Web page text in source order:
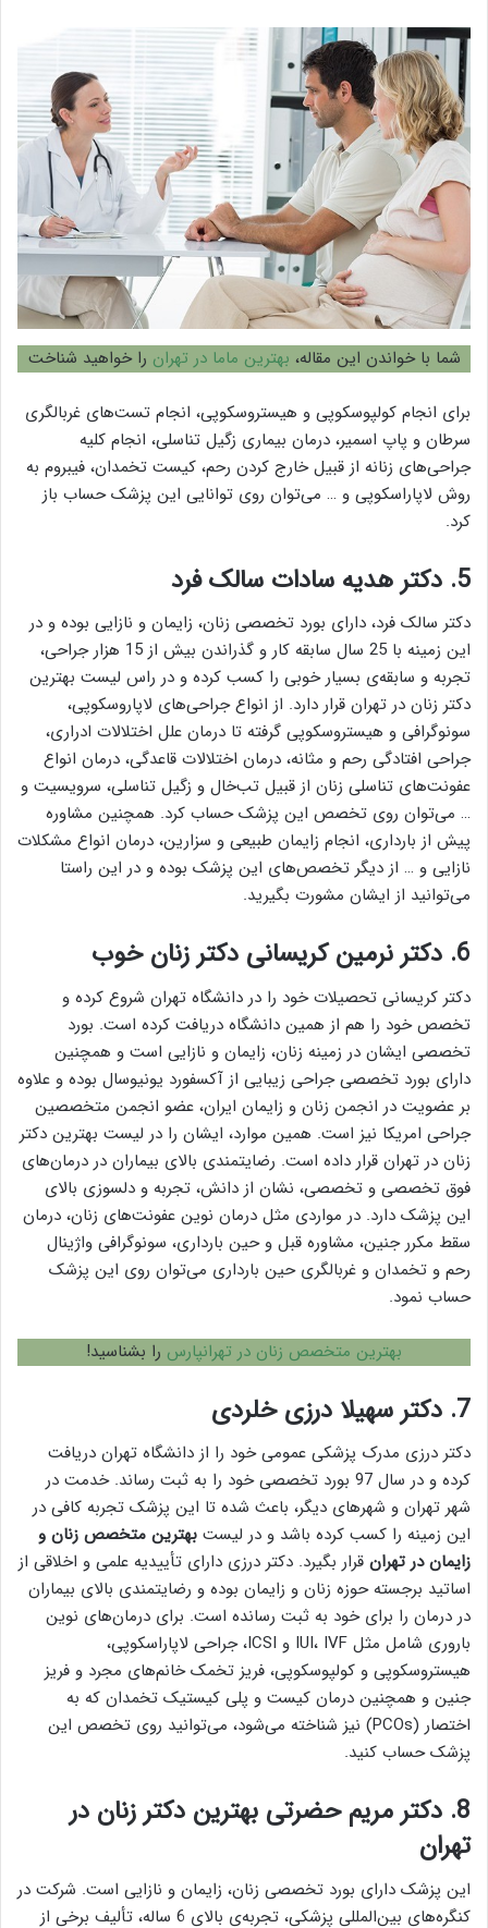
شما با خواندن این مقاله، بهترین ماما در تهران را خواهید شناخت
برای انجام کولپوسکوپی و هیستروسکوپی، انجام تست‌های غربالگری
سرطان‌ و پاپ اسمیر، درمان بیماری زگیل تناسلی، انجام کلیه
جراحی‌های زنانه از قبیل خارج کردن رحم، کیست تخمدان، فیبروم به
روش لاپاراسکوپی و … می‌توان روی توانایی این پزشک حساب باز
کرد.
5. دکتر هدیه سادات سالک فرد
دکتر سالک فرد، دارای بورد تخصصی زنان، زایمان و نازایی بوده و در
این زمینه با 25 سال سابقه کار و گذراندن بیش از 15 هزار جراحی،
تجربه و سابقه‌ی بسیار خوبی را کسب کرده و در راس لیست بهترین
دکتر زنان در تهران قرار دارد. از انواع جراحی‌های لاپاروسکوپی،
سونوگرافی و هیستروسکوپی گرفته تا درمان علل اختلالات ادراری،
جراحی افتادگی رحم و مثانه، درمان اختلالات قاعدگی، درمان انواع
عفونت‌های تناسلی زنان از قبیل تب‌خال و زگیل تناسلی، سرویسیت و
… می‌توان روی تخصص این پزشک حساب کرد. همچنین مشاوره
پیش از بارداری، انجام زایمان طبیعی و سزارین، درمان انواع مشکلات
نازایی و … از دیگر تخصص‌های این پزشک بوده و در این راستا
می‌توانید از ایشان مشورت بگیرید.
6. دکتر نرمین کریسانی دکتر زنان خوب
دکتر کریسانی تحصیلات خود را در دانشگاه تهران شروع کرده و
تخصص خود را هم از همین دانشگاه دریافت کرده است. بورد
تخصصی ایشان در زمینه زنان، زایمان و نازایی است و همچنین
دارای بورد تخصصی جراحی زیبایی از آکسفورد یونیوسال بوده و علاوه
بر عضویت در انجمن زنان و زایمان ایران، عضو انجمن متخصصین
جراحی امریکا نیز است. همین موارد، ایشان را در لیست بهترین دکتر
زنان در تهران قرار داده است. رضایتمندی بالای بیماران در درمان‌های
فوق تخصصی و تخصصی، نشان از دانش، تجربه و دلسوزی بالای
این پزشک دارد. در مواردی مثل درمان‏ نوین عفونت‏‌های زنان، درمان
سقط مکرر جنین، مشاوره قبل و حین بارداری، سونوگرافی واژینال
رحم و تخمدان و غربالگری حین بارداری می‌توان روی این پزشک
حساب نمود.
بهترین متخصص زنان در تهرانپارس را بشناسید!
7. دکتر سهیلا درزی خلردی
دکتر درزی مدرک پزشکی عمومی خود را از دانشگاه تهران دریافت
کرده و در سال 97 بورد تخصصی خود را به ثبت رساند. خدمت در
شهر تهران و شهر‌های دیگر، باعث شده تا این پزشک تجربه کافی در
این زمینه را کسب کرده باشد و در لیست بهترین متخصص زنان و
زایمان در تهران قرار بگیرد. دکتر درزی دارای تأییدیه علمی و اخلاقی از
اساتید برجسته حوزه زنان و زایمان بوده و رضایتمندی بالای بیماران
در درمان را برای خود به ثبت رسانده است. برای درمان‏‌های نوین
‏باروری شامل مثل IUI، IVF و ICSI، جراحی لاپاراسکوپی،
هیستروسکوپی و کولپوسکوپی، فریز تخمک خانم‏‌های مجرد و فریز
جنین و همچنین درمان کیست و پلی ‏کیستیک تخمدان که به
اختصار (PCOs) نیز شناخته می‌شود، می‌توانید روی تخصص این
پزشک حساب کنید.
8. دکتر مریم حضرتی بهترین دکتر زنان در
تهران
این پزشک دارای بورد تخصصی زنان، زایمان و نازایی است. شرکت در
کنگره‌های بین‌المللی پزشکی، تجربه‌ی بالای 6 ساله، تألیف برخی از